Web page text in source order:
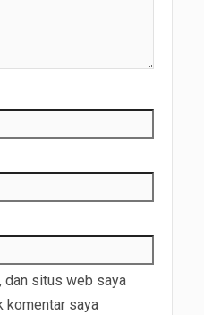
dan situs web saya
komentar saya